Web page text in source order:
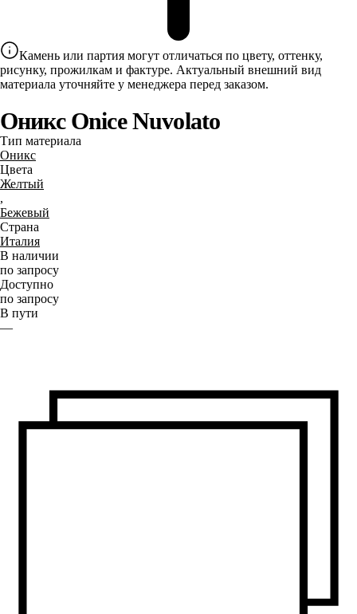
Камень или партия могут отличаться по цвету, оттенку,
рисунку, прожилкам и фактуре. Актуальный внешний вид
материала уточняйте у менеджера перед заказом.
Оникс Onice Nuvolato
Тип материала
Оникс
Цвета
Желтый
,
Бежевый
Страна
Италия
В наличии
по запросу
Доступно
по запросу
В пути
—